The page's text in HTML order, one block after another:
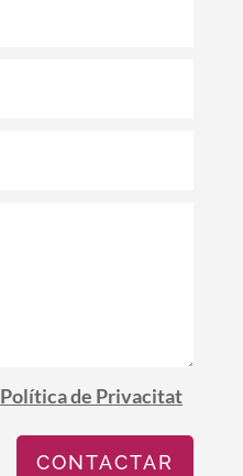
Política de Privacitat
CONTACTAR